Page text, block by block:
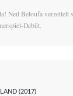
Neïl Beloufa verzettelt
Debüt.
(2017)